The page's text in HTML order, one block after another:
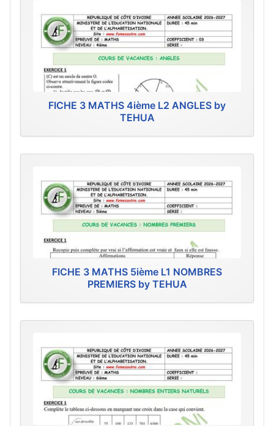
FICHE 3 MATHS 4ième L2 ANGLES by
TEHUA
FICHE 3 MATHS 5ième L1 NOMBRES
PREMIERS by TEHUA